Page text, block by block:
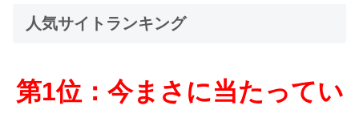
人気サイトランキング
第1位：今まさに当たってい